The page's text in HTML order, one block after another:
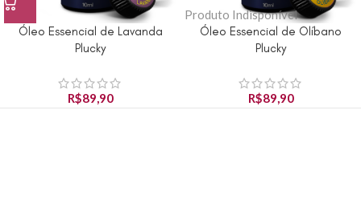
Óleo Essencial de Lavanda
Plucky
R$89,90
Produto Indisponível
Óleo Essencial de Olíbano
Plucky
R$89,90